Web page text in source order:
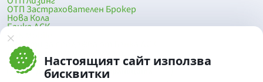
Настоящият сайт използва
бисквитки
ОТП Застрахователен Брокер
Нова Кола
Банка ДСК
DSK Mobile
Оферти за продажба от Банка ДСК
Клонова мрежа и банкомати
До началото на страницата